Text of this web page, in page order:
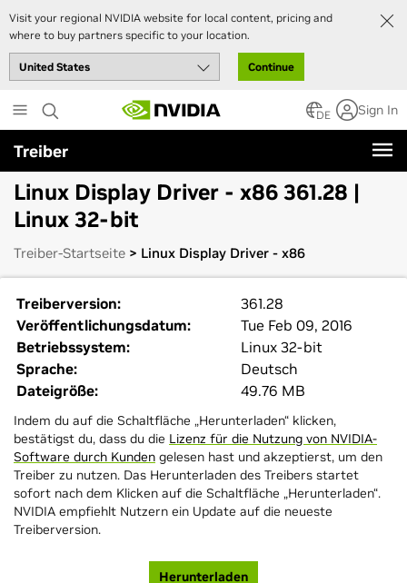
Visit your regional NVIDIA website for local content, pricing and
where to buy partners specific to your location.
Continue
to
main
content
DE Sign In
Treiber
Linux Display Driver - x86 361.28 |
Linux 32-bit
Treiber-Startseite > Linux Display Driver - x86
Treiberversion:
361.28
Veröffentlichungsdatum:
Tue Feb 09, 2016
Betriebssystem:
Linux 32-bit
Sprache:
Deutsch
Dateigröße:
49.76 MB
Indem du auf die Schaltfläche „Herunterladen“ klicken,
bestätigst du, dass du die Lizenz für die Nutzung von NVIDIA-
Software durch Kunden gelesen hast und akzeptierst, um den
Treiber zu nutzen. Das Herunterladen des Treibers startet
sofort nach dem Klicken auf die Schaltfläche „Herunterladen“.
NVIDIA empfiehlt Nutzern ein Update auf die neueste
Treiberversion.
Herunterladen